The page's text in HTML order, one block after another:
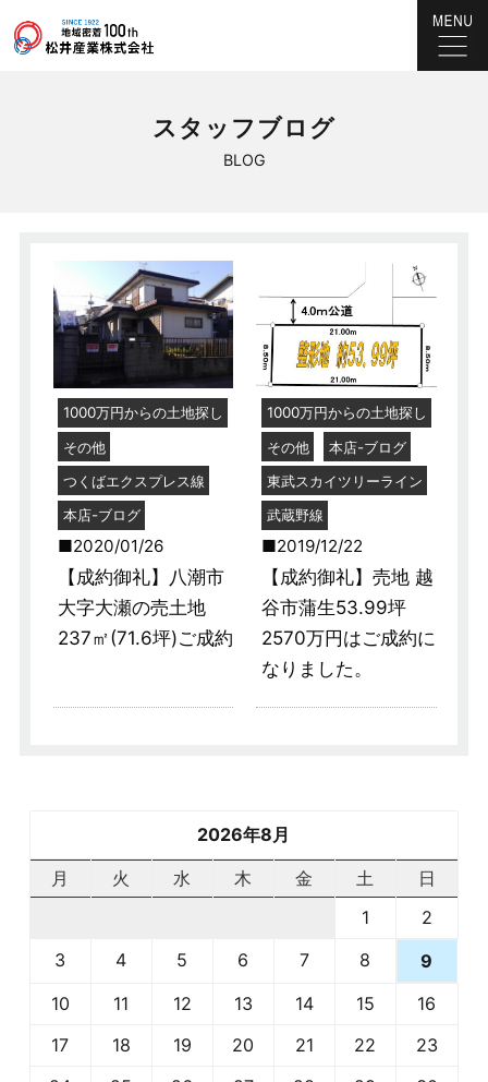
BLOG
スタッフブログ
1000万円からの土地探し
その他
つくばエクスプレス線
本店-ブログ
2020/01/26
【成約御礼】八潮市
大字大瀬の売土地
237㎡(71.6坪)ご成約
1000万円からの土地探し
その他
本店-ブログ
東武スカイツリーライン
武蔵野線
2019/12/22
【成約御礼】売地 越
谷市蒲生53.99坪
2570万円はご成約に
なりました。
2026年8月
月
火 水 木 金 土
日
1
2
3
4 5 6 7 8
9
10
11 12 13 14 15
16
17
18 19 20 21 22
23